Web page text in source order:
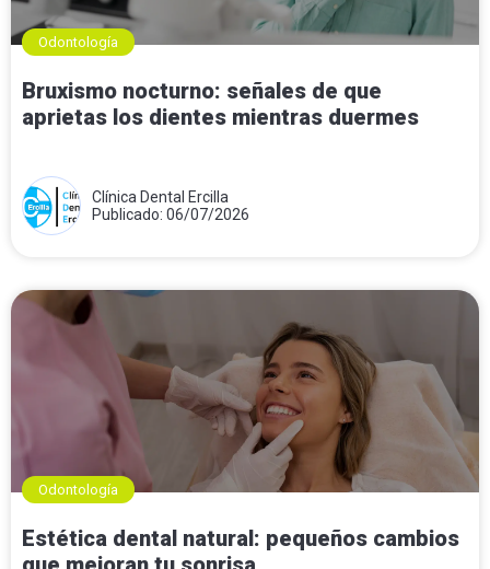
Odontología
Bruxismo nocturno: señales de que
aprietas los dientes mientras duermes
Clínica Dental Ercilla
Publicado: 06/07/2026
Odontología
Estética dental natural: pequeños cambios